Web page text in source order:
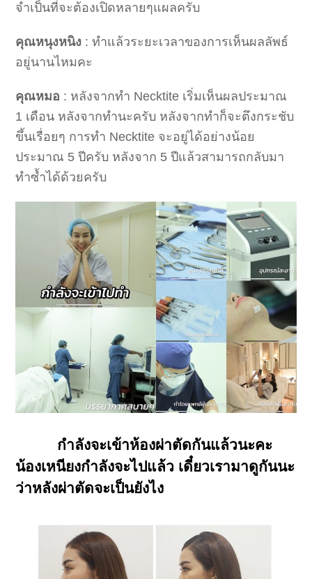
จำเป็นที่จะต้องเปิดหลายๆแผลครับ
คุณหนุงหนิง : ทำแล้วระยะเวลาของการเห็นผลลัพธ์
อยู่นานไหมคะ
คุณหมอ : หลังจากทำ Necktite เริ่มเห็นผลประมาณ
1 เดือน หลังจากทำนะครับ หลังจากทำก็จะตึงกระชับ
ขึ้นเรื่อยๆ การทำ Necktite จะอยู่ได้อย่างน้อย
ประมาณ 5 ปีครับ หลังจาก 5 ปีแล้วสามารถกลับมา
ทำซ้ำได้ด้วยครับ
กำลังจะเข้าห้องผ่าตัดกันแล้วนะคะ
น้องเหนียงกำลังจะไปแล้ว เดี๋ยวเรามาดูกันนะ
ว่าหลังผ่าตัดจะเป็นยังไง